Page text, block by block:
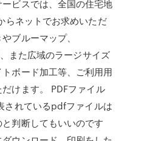
ビスでは、全国の住宅地
らネットでお求めいただ
ブルーマップ、
また広域のラージサイズ
ボード加工等、ご利用用
けます。 PDFファイル
されているpdfファイルは
判断してもいいのです